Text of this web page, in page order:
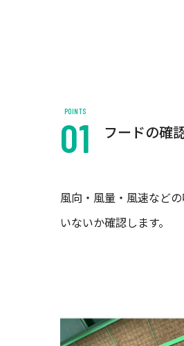
POINTS
フードの確
風向・風量・風速など
いないか確認します。